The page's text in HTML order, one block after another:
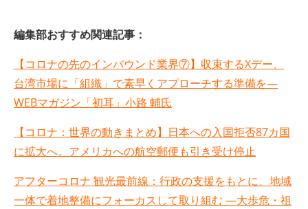
編集部おすすめ関連記事：
【コロナの先のインバウンド業界⑦】収束するXデー、
台湾市場に「組織」で素早くアプローチする準備を—
WEBマガジン「初耳」小路 輔氏
【コロナ：世界の動きまとめ】日本への入国拒否87カ国
に拡大へ。アメリカへの航空郵便も引き受け停止
アフターコロナ 観光最前線：行政の支援をもとに、地域
一体で着地整備にフォーカスして取り組む —大歩危・祖